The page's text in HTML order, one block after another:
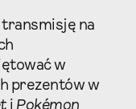
transmisję na
w
prezentów w